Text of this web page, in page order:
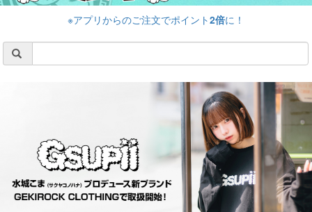
※アプリからのご注文でポイント2倍に！